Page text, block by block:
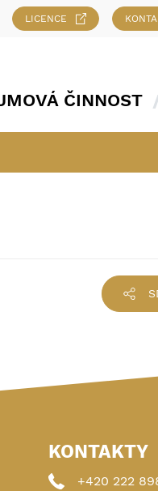
LICENCE
ČINNOST
KONTAKTY
+420 222